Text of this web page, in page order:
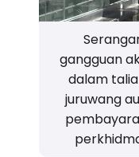
gangguan
dalam
juruwang